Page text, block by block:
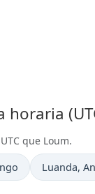
que Loum.
Hora
Luanda,